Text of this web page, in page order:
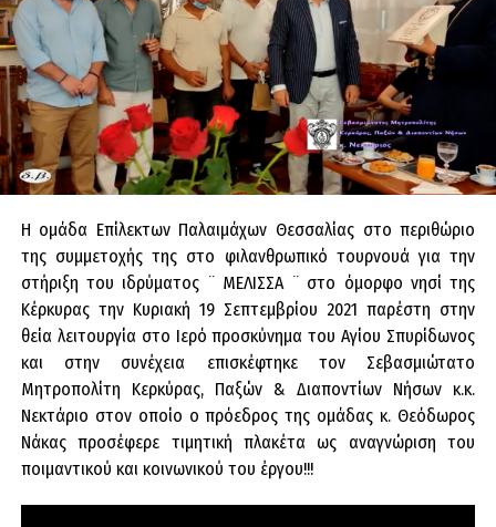
Η ομάδα Επίλεκτων Παλαιμάχων Θεσσαλίας στο περιθώριο
της συμμετοχής της στο φιλανθρωπικό τουρνουά για την
στήριξη του ιδρύματος ¨ ΜΕΛΙΣΣΑ ¨ στο όμορφο νησί της
Κέρκυρας την Κυριακή 19 Σεπτεμβρίου 2021 παρέστη στην
θεία λειτουργία στο Ιερό προσκύνημα του Αγίου Σπυρίδωνος
και στην συνέχεια επισκέφτηκε τον Σεβασμιώτατο
Μητροπολίτη Κερκύρας, Παξών & Διαποντίων Νήσων κ.κ.
Νεκτάριο στον οποίο ο πρόεδρος της ομάδας κ. Θεόδωρος
Νάκας προσέφερε τιμητική πλακέτα ως αναγνώριση του
ποιμαντικού και κοινωνικού του έργου!!!